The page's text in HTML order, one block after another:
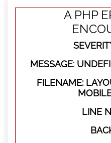
A PHP
MESSAGE:
FILENAME:
LINE